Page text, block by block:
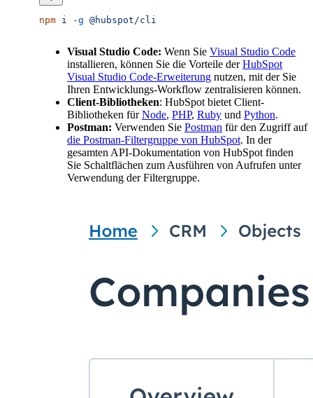
npm i -g @hubspot/cli
Visual Studio Code: Wenn Sie Visual Studio Code
installieren, können Sie die Vorteile derHubSpot
Visual Studio Code-Erweiterung nutzen, mit der Sie
Ihren Entwicklungs-Workflow zentralisieren können.
Client-Bibliotheken: HubSpot bietet Client-
Bibliotheken fürNode, PHP, Ruby und Python.
Postman: Verwenden Sie Postman für den Zugriff auf
die Postman-Filtergruppe von HubSpot. In der
gesamten API-Dokumentation von HubSpot finden
Sie Schaltflächen zum Ausführen von Aufrufen unter
Verwendung der Filtergruppe.